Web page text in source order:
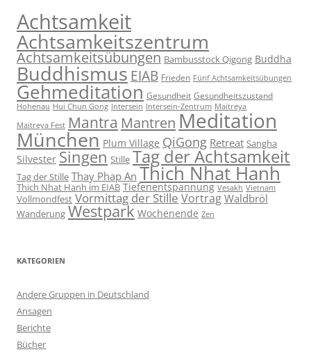
Achtsamkeit
Achtsamkeitszentrum
Achtsamkeitsübungen Bambusstock Qigong Buddha
Buddhismus EIAB Frieden Fünf Achtsamkeitsübungen
Gehmeditation Gesundheit Gesundheitszustand
Hohenau Hui Chun Gong Intersein Intersein-Zentrum Maitreya
Maitreya Fest Mantra Mantren Meditation
München Plum Village QiGong Retreat Sangha
Silvester Singen Stille Tag der Achtsamkeit
Tag der Stille Thay Phap An Thich Nhat Hanh
Thich Nhat Hanh im EIAB Tiefenentspannung Vesakh Vietnam
Vollmondfest Vormittag der StilleVortragWaldbröl
Wanderung Westpark Wochenende Zen
KATEGORIEN
Andere Gruppen in Deutschland
Ansagen
Berichte
Bücher